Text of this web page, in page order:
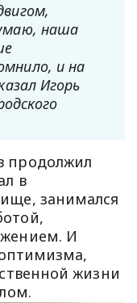
наша
и на
Игорь
продолжил
в
занимался
И
жизни